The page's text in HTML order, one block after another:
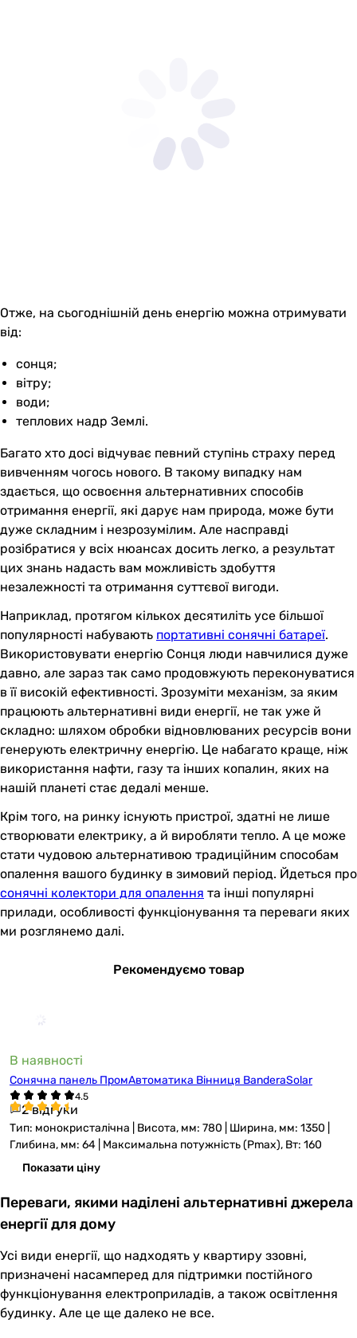
Отже, на сьогоднішній день енергію можна отримувати
від:
сонця;
вітру;
води;
теплових надр Землі.
Багато хто досі відчуває певний ступінь страху перед
вивченням чогось нового. В такому випадку нам
здається, що освоєння альтернативних способів
отримання енергії, які дарує нам природа, може бути
дуже складним і незрозумілим. Але насправді
розібратися у всіх нюансах досить легко, а результат
цих знань надасть вам можливість здобуття
незалежності та отримання суттєвої вигоди.
Наприклад, протягом кількох десятиліть усе більшої
популярності набувають портативні сонячні батареї.
Використовувати енергію Сонця люди навчилися дуже
давно, але зараз так само продовжують переконуватися
в її високій ефективності. Зрозуміти механізм, за яким
працюють альтернативні види енергії, не так уже й
складно: шляхом обробки відновлюваних ресурсів вони
генерують електричну енергію. Це набагато краще, ніж
використання нафти, газу та інших копалин, яких на
нашій планеті стає дедалі менше.
Крім того, на ринку існують пристрої, здатні не лише
створювати електрику, а й виробляти тепло. А це може
стати чудовою альтернативою традиційним способам
опалення вашого будинку в зимовий період. Йдеться про
сонячні колектори для опалення та інші популярні
прилади, особливості функціонування та переваги яких
ми розглянемо далі.
Рекомендуємо товар
В наявності
Сонячна панель ПромАвтоматика Вінниця BanderaSolar
2 відгуки
Тип: монокристалічна | Висота, мм: 780 | Ширина, мм: 1350 |
Глибина, мм: 64 | Максимальна потужність (Pmax), Вт: 160
Показати ціну
Переваги, якими наділені альтернативні джерела
енергії для дому
Усі види енергії, що надходять у квартиру ззовні,
призначені насамперед для підтримки постійного
функціонування електроприладів, а також освітлення
будинку. Але це ще далеко не все.